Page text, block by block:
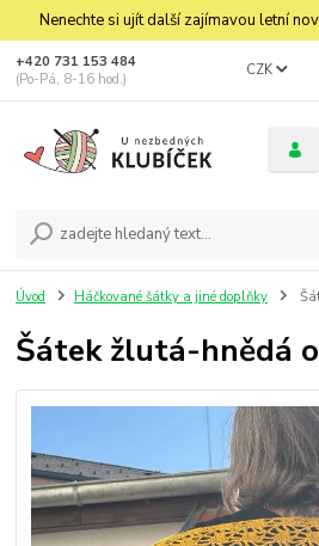
Nenechte si ujít další zajímavou letní
CZK
+420 731 153 484
(Po-Pá, 8-16 hod.)
Úvod Háčkované šátky a jiné doplňky
Šátek žlutá-hnědá